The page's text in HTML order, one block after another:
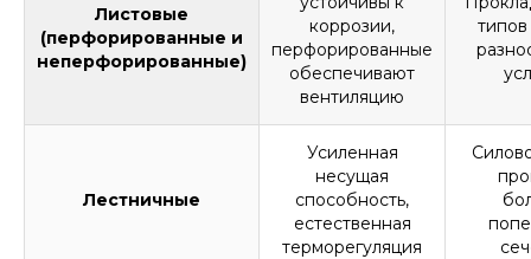
Листовые
(перфорированные и
неперфорированные)
коррозии,
перфорированные
обеспечивают
вентиляцию
Лестничные
Усиленная
несущая
способность,
естественная
терморегуляция